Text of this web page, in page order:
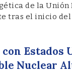
de la Unión
tras el inicio
Estados
Nuclear